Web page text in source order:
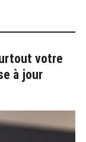
votre
à jour